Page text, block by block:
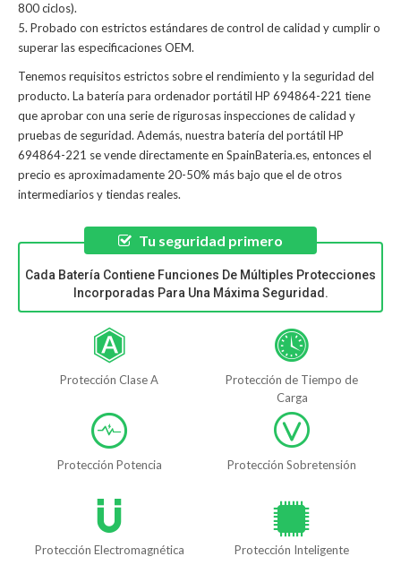
800 ciclos).
5. Probado con estrictos estándares de control de calidad y cumplir o
superar las especificaciones OEM.
Tenemos requisitos estrictos sobre el rendimiento y la seguridad del
producto. La batería para ordenador portátil HP 694864-221 tiene
que aprobar con una serie de rigurosas inspecciones de calidad y
pruebas de seguridad. Además, nuestra batería del portátil HP
694864-221 se vende directamente en SpainBateria.es, entonces el
precio es aproximadamente 20-50% más bajo que el de otros
intermediarios y tiendas reales.
Tu seguridad primero
Cada Batería Contiene Funciones De Múltiples Protecciones
Incorporadas Para Una Máxima Seguridad.
Protección Clase A
Protección de Tiempo de
Carga
Protección Potencia Protección Sobretensión
Protección Electromagnética Protección Inteligente